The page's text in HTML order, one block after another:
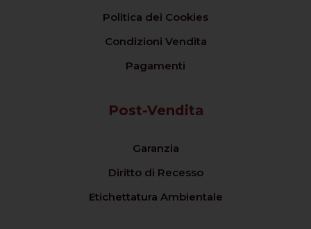
Politica dei Cookies
Condizioni Vendita
Pagamenti
Post-Vendita
Garanzia
Diritto di Recesso
Etichettatura Ambientale